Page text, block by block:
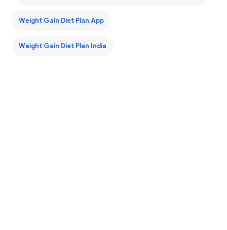
Weight Gain Diet Plan App
Weight Gain Diet Plan India